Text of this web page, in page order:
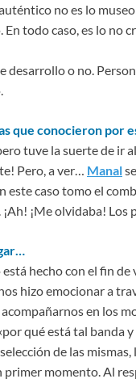
no es lo
todo caso, es lo no
desarrollo o no.
que conocieron por
tuve la suerte de ir
Pero, a ver… Manal
este caso tomo el
¡Me olvidaba! Los
hecho con el fin
hizo emocionar a
en los
qué está tal banda
de las
momento. Al